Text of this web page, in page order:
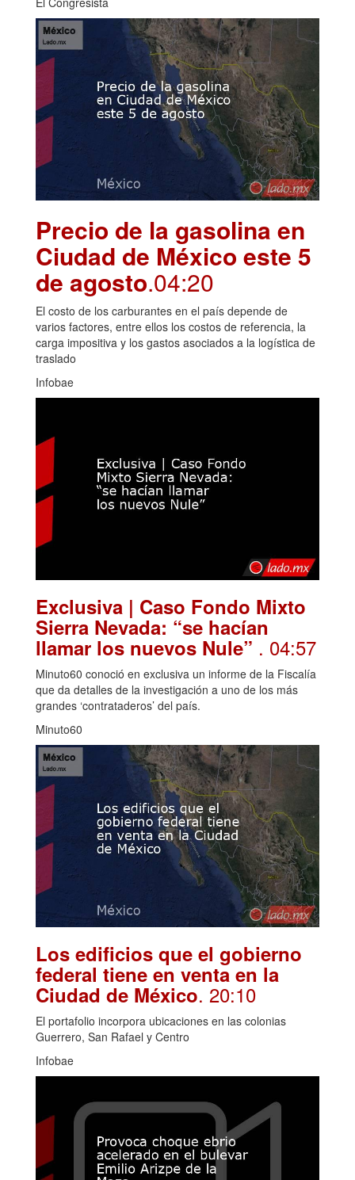
Precio de la gasolina en
Ciudad de México este 5
de agosto.04:20
El costo de los carburantes en el país depende de
varios factores, entre ellos los costos de referencia, la
carga impositiva y los gastos asociados a la logística de
traslado
Infobae
Exclusiva | Caso Fondo Mixto
Sierra Nevada: “se hacían
llamar los nuevos Nule” . 04:57
Minuto60 conoció en exclusiva un informe de la Fiscalía
que da detalles de la investigación a uno de los más
grandes ‘contrataderos’ del país.
Minuto60
Los edificios que el gobierno
federal tiene en venta en la
Ciudad de México. 20:10
El portafolio incorpora ubicaciones en las colonias
Guerrero, San Rafael y Centro
Infobae